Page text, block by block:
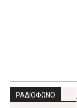
ΡΑΔΙΟΦΩΝΟ